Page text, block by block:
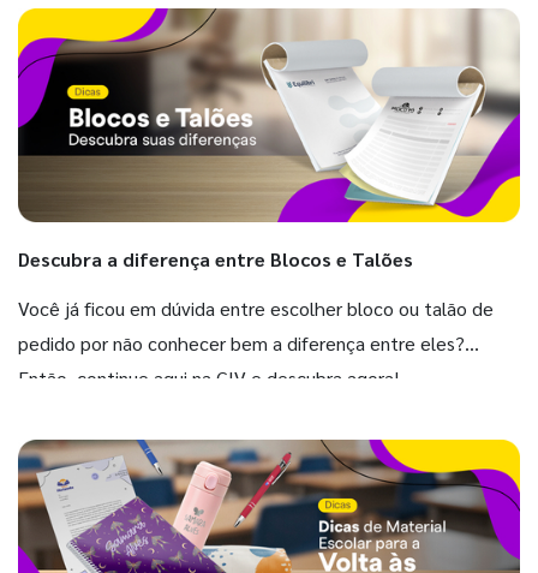
Descubra a diferença entre Blocos e Talões
Você já ficou em dúvida entre escolher bloco ou talão de
pedido por não conhecer bem a diferença entre eles?
Então, continue aqui na GIV e descubra agora!